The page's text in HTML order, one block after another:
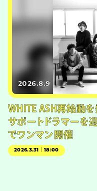
2026.8.9
WHITE ASH再始動を
サポートドラマーを
でワンマン開催
2026.3.31｜18:00